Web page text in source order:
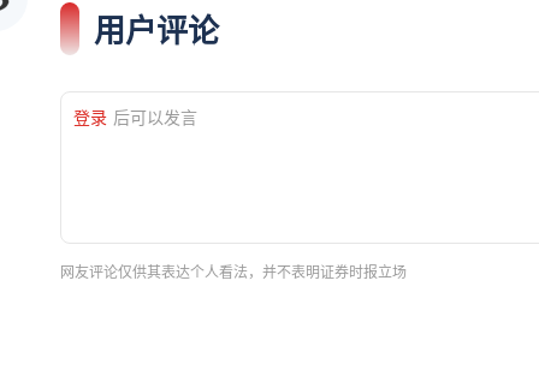
用户评论
登录 后可以发言
网友评论仅供其表达个人看法，并不表明证券时报立场